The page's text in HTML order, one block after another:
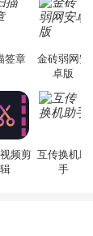
签章
金砖弱网安
卓版
频剪
辑
互传换机助
手